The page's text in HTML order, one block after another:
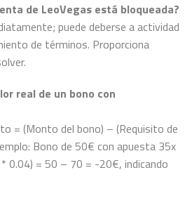
de LeoVegas está bloqueada?
puede deberse a actividad
de términos. Proporciona
real de un bono con
= (Monto del bono) – (Requisito de
Bono de 50€ con apuesta 35x
0.04) = 50 – 70 = -20€, indicando